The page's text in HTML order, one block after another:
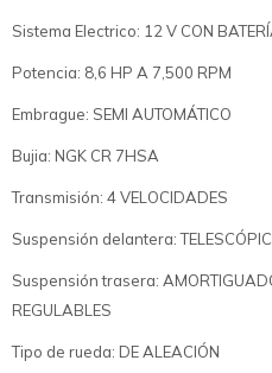
Sistema Electrico: 12 V CON
Potencia: 8,6 HP A 7,500 RPM
Embrague: SEMI AUTOMÁTICO
Bujia: NGK CR 7HSA
Transmisión: 4 VELOCIDADES
Suspensión delantera:
Suspensión trasera:
REGULABLES
Tipo de rueda: DE ALEACIÓN